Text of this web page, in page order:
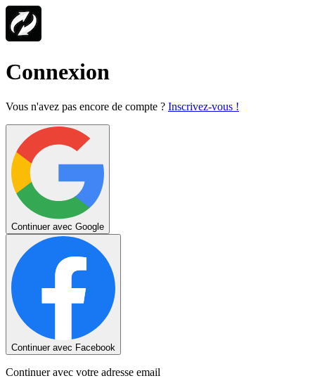
Connexion
Vous n'avez pas encore de compte ? Inscrivez-vous !
Continuer avec Google
Continuer avec Facebook
Continuer avec votre adresse email